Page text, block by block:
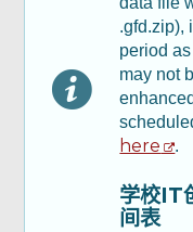
检查及确认
确认通知书
.gfd.zip),
period
may not
here .
学校IT
间表